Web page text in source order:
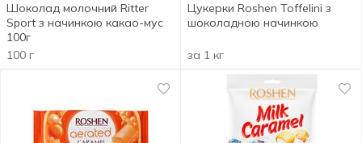
Шоколад молочний Ritter
Sport з начинкою какао-мус
100г
100 г
Цукерки Roshen Toffelini з
шоколадною начинкою
за 1 кг